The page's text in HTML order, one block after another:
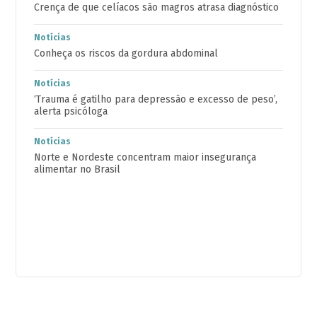
Crença de que celíacos são magros atrasa diagnóstico
Notícias
Conheça os riscos da gordura abdominal
Notícias
‘Trauma é gatilho para depressão e excesso de peso’,
alerta psicóloga
Notícias
Norte e Nordeste concentram maior insegurança
alimentar no Brasil